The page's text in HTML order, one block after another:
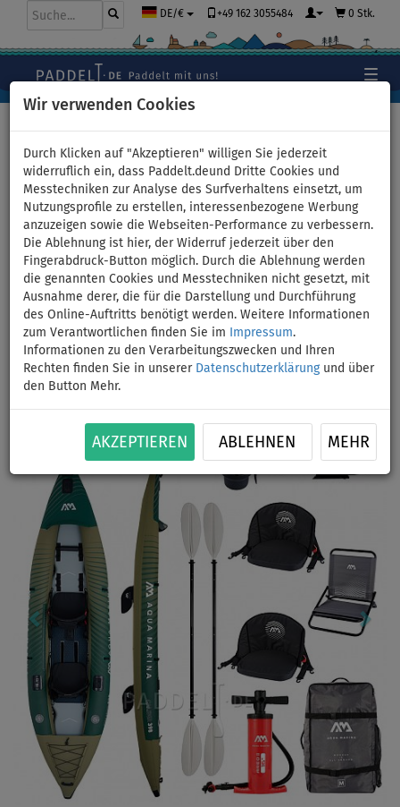
Wir verwenden Cookies
Durch Klicken auf "Akzeptieren" willigen Sie jederzeit
widerruflich ein, dass Paddelt.deund Dritte Cookies und
Messtechniken zur Analyse des Surfverhaltens einsetzt, um
Nutzungsprofile zu erstellen, interessenbezogene Werbung
anzuzeigen sowie die Webseiten-Performance zu verbessern.
Die Ablehnung ist hier, der Widerruf jederzeit über den
Fingerabdruck-Button möglich. Durch die Ablehnung werden
die genannten Cookies und Messtechniken nicht gesetzt, mit
Ausnahme derer, die für die Darstellung und Durchführung
des Online-Auftritts benötigt werden. Weitere Informationen
zum Verantwortlichen finden Sie im
Impressum.
Informationen zu den Verarbeitungszwecken und Ihren
Rechten finden Sie in unserer Datenschutzerklärungund über
den Button Mehr.
AKZEPTIEREN ABLEHNEN MEHR
DE/€ +49 162 3055484 0 Stk.
Kajak AQUA MARINA CALIBER
13'1" - aufblasbares Kajak -
Variante: mit 2 Kajak-Paddeln
und 2 Kajaksitzen
BIS
180 kg
VERSAND
GRATIS
Previous Next